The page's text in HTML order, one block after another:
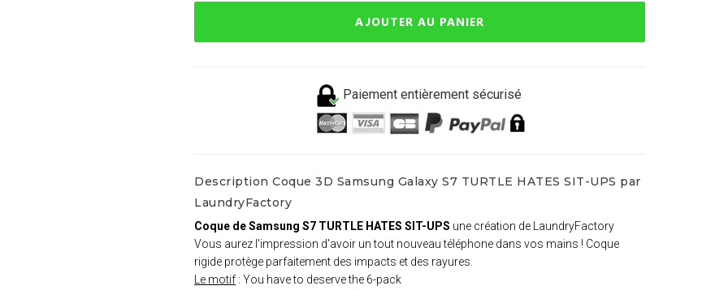
AJOUTER AU PANIER
Paiement entièrement sécurisé
Description Coque 3D Samsung Galaxy S7 TURTLE HATES SIT-UPS par
LaundryFactory
Coque de Samsung S7 TURTLE HATES SIT-UPS une création de LaundryFactory
Vous aurez l'impression d'avoir un tout nouveau téléphone dans vos mains ! Coque
rigide protège parfaitement des impacts et des rayures.
Le motif : You have to deserve the 6-pack